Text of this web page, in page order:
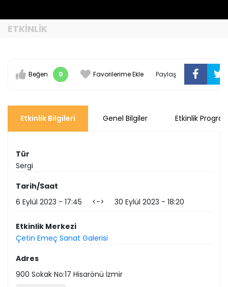
ETKİNLİK
Beğen 0 Favorilerime Ekle Paylaş
Etkinlik Bilgileri Genel Bilgiler Etkinlik
Tür
Sergi
Tarih/Saat
6 Eylül 2023
17:45 <-> 30 Eylül 2023 18:20
Etkinlik Merkezi
Çetin Emeç Sanat Galerisi
Adres
900 Sokak No:17 Hisarönü İzmir